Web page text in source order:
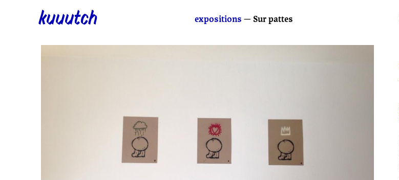
kuuutch expositions — Sur pattes